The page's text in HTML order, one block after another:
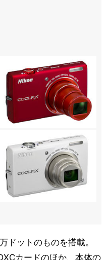
ドットのものを搭載。
カードのほか、本体の